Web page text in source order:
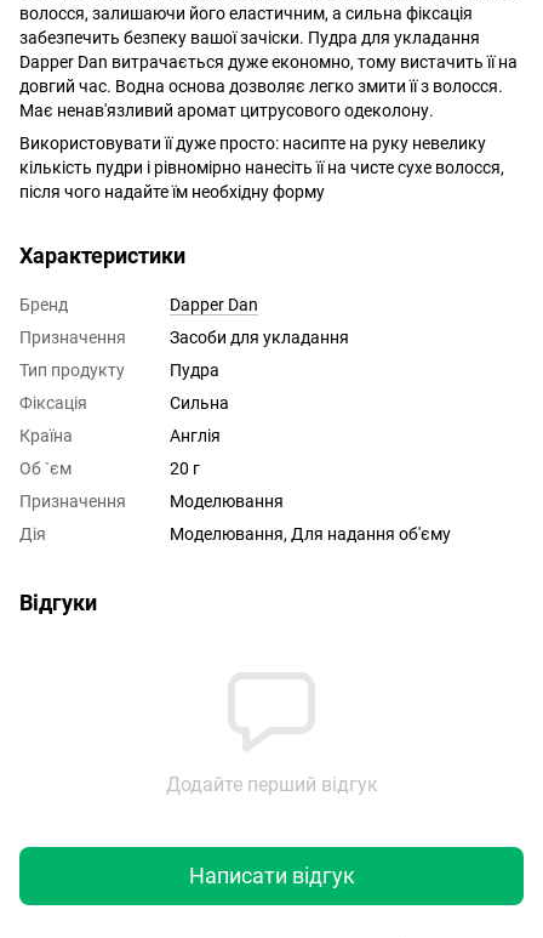
волосся, залишаючи його еластичним, а сильна фіксація
забезпечить безпеку вашої зачіски. Пудра для укладання
Dapper Dan витрачається дуже економно, тому вистачить її на
довгий час. Водна основа дозволяє легко змити її з волосся.
Має ненав'язливий аромат цитрусового одеколону.
Використовувати її дуже просто: насипте на руку невелику
кількість пудри і рівномірно нанесіть її на чисте сухе волосся,
після чого надайте їм необхідну форму
Характеристики
Бренд
Dapper Dan
Призначення
Засоби для укладання
Тип продукту
Пудра
Фіксація
Сильна
Країна
Англія
Об `єм
20 г
Призначення
Моделювання
Дія
Моделювання, Для надання об'єму
Відгуки
Додайте перший відгук
Написати відгук